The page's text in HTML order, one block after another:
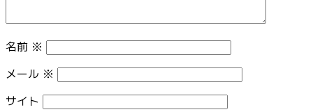
名前 ※
メール ※
サイト